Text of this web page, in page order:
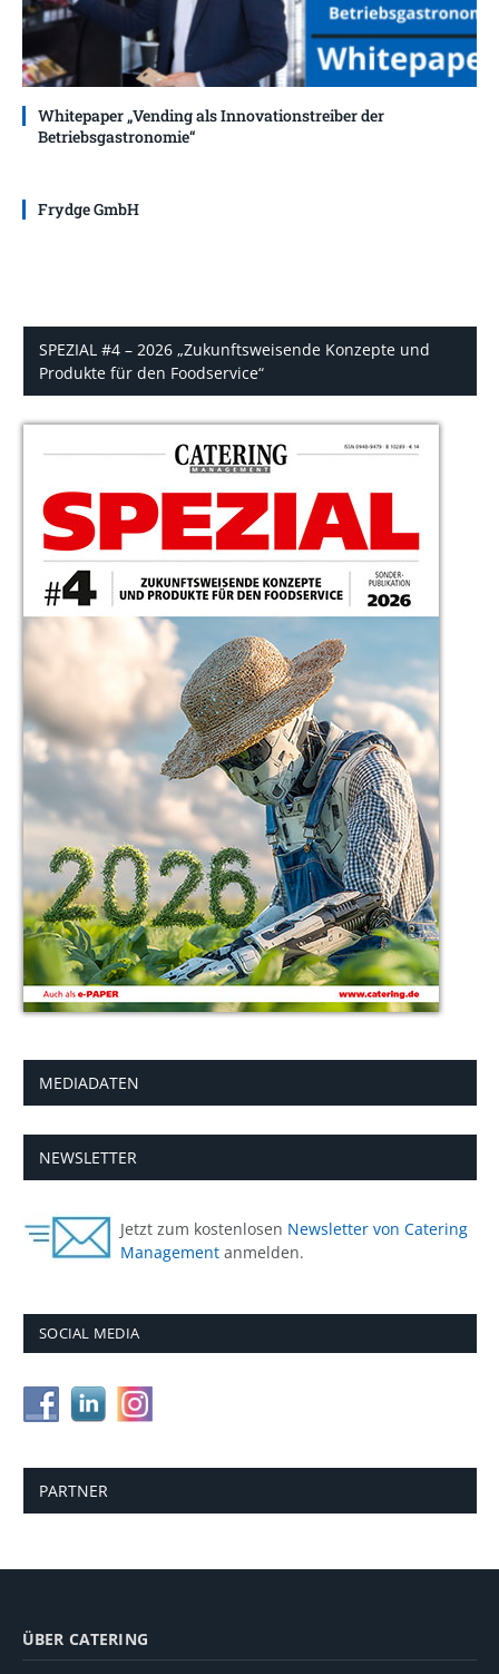
Whitepaper „Vending als Innovationstreiber der
Betriebsgastronomie“
Frydge GmbH
SPEZIAL #4 – 2026 „Zukunftsweisende Konzepte und
Produkte für den Foodservice“
MEDIADATEN
NEWSLETTER
Jetzt zum kostenlosen Newsletter von Catering
Management anmelden.
SOCIAL MEDIA
PARTNER
ÜBER CATERING